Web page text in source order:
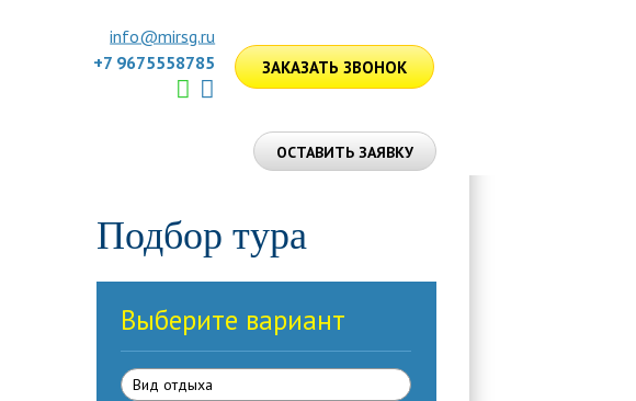
info@mirsg.ru
+7 9675558785
ЗАКАЗАТЬ ЗВОНОК
ОСТАВИТЬ ЗАЯВКУ
Подбор тура
Выберите вариант
Вид отдыха